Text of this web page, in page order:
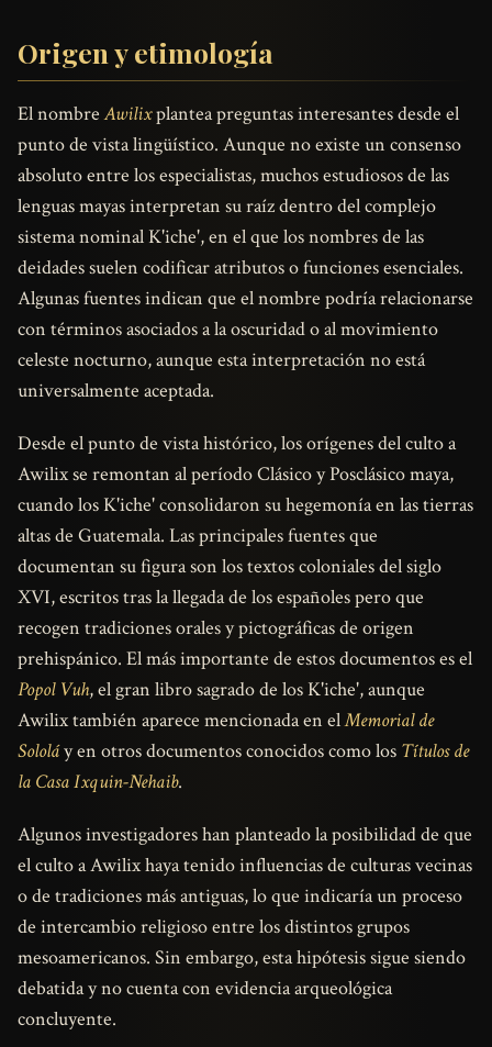
Origen y etimología
El nombreAwilixplantea preguntas interesantes desde el
punto de vista lingüístico. Aunque no existe un consenso
absoluto entre los especialistas, muchos estudiosos de las
lenguas mayas interpretan su raíz dentro del complejo
sistema nominal K'iche', en el que los nombres de las
deidades suelen codificar atributos o funciones esenciales.
Algunas fuentes indican que el nombre podría relacionarse
con términos asociados a la oscuridad o al movimiento
celeste nocturno, aunque esta interpretación no está
universalmente aceptada.
Desde el punto de vista histórico, los orígenes del culto a
Awilix se remontan al período Clásico y Posclásico maya,
cuando los K'iche' consolidaron su hegemonía en las tierras
altas de Guatemala. Las principales fuentes que
documentan su figura son los textos coloniales del siglo
XVI, escritos tras la llegada de los españoles pero que
recogen tradiciones orales y pictográficas de origen
prehispánico. El más importante de estos documentos es el
Popol Vuh, el gran libro sagrado de los K'iche', aunque
Awilix también aparece mencionada en elMemorial de
Sololáy en otros documentos conocidos como los Títulos de
la Casa Ixquin-Nehaib.
Algunos investigadores han planteado la posibilidad de que
el culto a Awilix haya tenido influencias de culturas vecinas
o de tradiciones más antiguas, lo que indicaría un proceso
de intercambio religioso entre los distintos grupos
mesoamericanos. Sin embargo, esta hipótesis sigue siendo
debatida y no cuenta con evidencia arqueológica
concluyente.